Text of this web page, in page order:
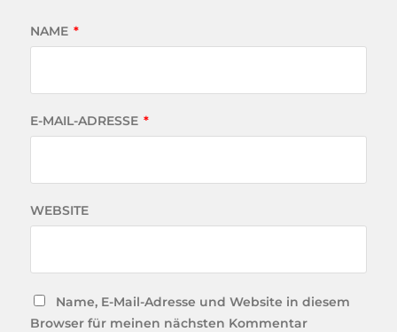
NAME *
E-MAIL-ADRESSE *
WEBSITE
Name, E-Mail-Adresse und Website in diesem
Browser für meinen nächsten Kommentar